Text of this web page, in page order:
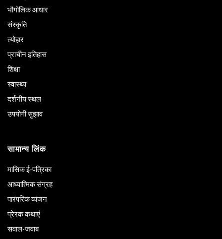
भौगोलिक आधार
संस्कृति
त्योहार
प्राचीन इतिहास
शिक्षा
स्वास्थ्य
दर्शनीय स्थल
उपयोगी सुझाव
सामान्य लिंक
मासिक ई-पत्रिका
आध्यात्मिक संग्रह
पारंपरिक व्यंजन
प्रेरक कथाएं
सवाल-जवाब